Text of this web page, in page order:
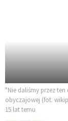
"Nie daliśmy przez
obyczajowej (fot.
15 lat temu